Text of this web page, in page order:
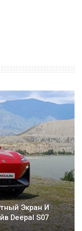
Экран И
Deepal S07